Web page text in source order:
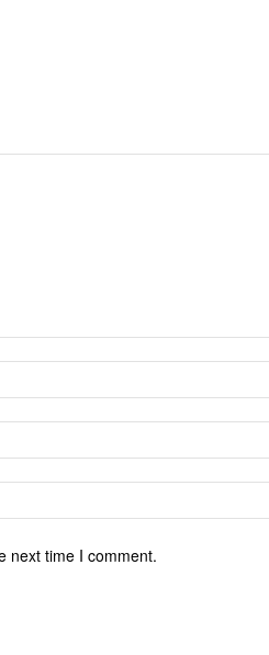
next time I comment.